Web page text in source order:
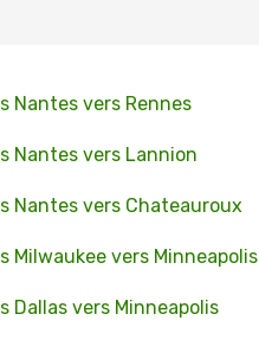
Nantes vers Rennes
Nantes vers Lannion
Nantes vers Chateauroux
Milwaukee vers Minneapolis
Dallas vers Minneapolis